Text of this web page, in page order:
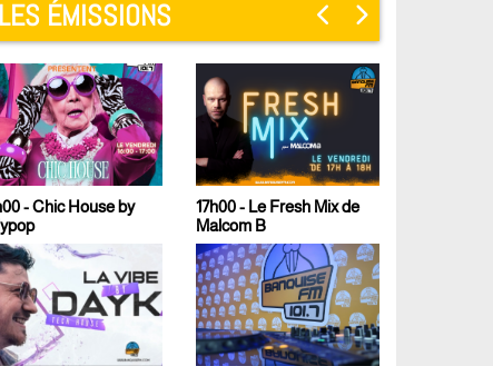
LES ÉMISSIONS
- Chic House by
17h00 - Le Fresh Mix de
Malcom B